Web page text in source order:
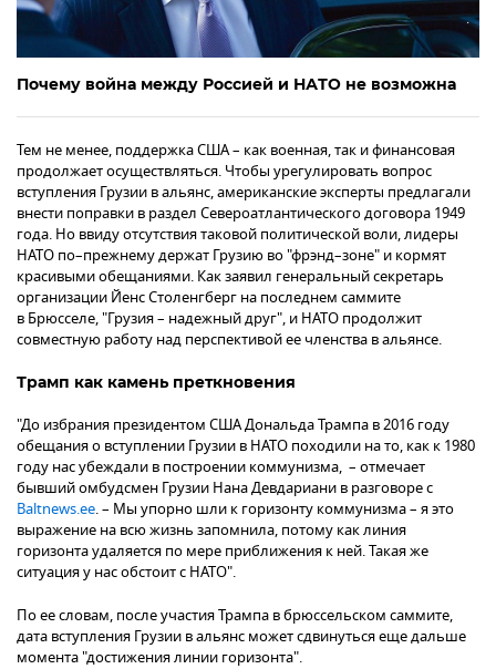
Почему война между Россией и НАТО не возможна
Тем не менее, поддержка США – как военная, так и финансовая
продолжает осуществляться. Чтобы урегулировать вопрос
вступления Грузии в альянс, американские эксперты предлагали
внести поправки в раздел Североатлантического договора 1949
года. Но ввиду отсутствия таковой политической воли, лидеры
НАТО по–прежнему держат Грузию во "фрэнд–зоне" и кормят
красивыми обещаниями. Как заявил генеральный секретарь
организации Йенс Столенгберг на последнем саммите
в Брюсселе, "Грузия – надежный друг", и НАТО продолжит
совместную работу над перспективой ее членства в альянсе.
Трамп как камень преткновения
"До избрания президентом США Дональда Трампа в 2016 году
обещания о вступлении Грузии в НАТО походили на то, как к 1980
году нас убеждали в построении коммунизма, – отмечает
бывший омбудсмен Грузии Нана Девдариани в разговоре с
Baltnews.ee. – Мы упорно шли к горизонту коммунизма – я это
выражение на всю жизнь запомнила, потому как линия
горизонта удаляется по мере приближения к ней. Такая же
ситуация у нас обстоит с НАТО".
По ее словам, после участия Трампа в брюссельском саммите,
дата вступления Грузии в альянс может сдвинуться еще дальше
момента "достижения линии горизонта".